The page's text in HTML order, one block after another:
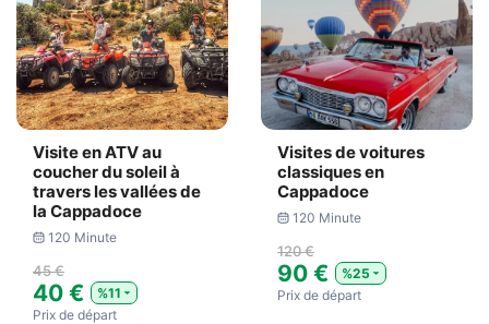
Visite en ATV au
coucher du soleil à
travers les vallées de
la Cappadoce
120 Minute
45 €
40 €
%11
Prix ​​de départ
Visites de voitures
classiques en
Cappadoce
120 Minute
120 €
90 €
%25
Prix ​​de départ